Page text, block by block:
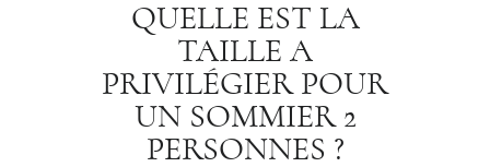
QUELLE EST LA
TAILLE A
PRIVILÉGIER POUR
UN SOMMIER 2
PERSONNES ?